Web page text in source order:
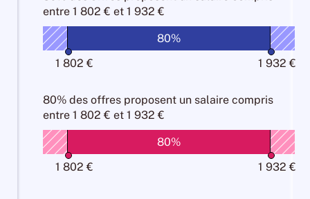
-
métier
10%
10%
Manque
de
main
d'oeuvre
de
d'oeuvre
10%
pour
les
Attractivité
les
Attractivité
Salariale
entre 1 802 € et 1 932 €
80%
1 802 €
1 932 €
80% des offres proposent un salaire compris
entre 1 802 € et 1 932 €
80%
1 802 €
1 932 €